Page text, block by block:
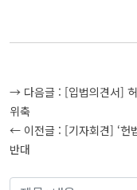
글
탐
색
→ 다음글 : [입법의견서]
위축
← 이전글 : [기자회견] ‘헌
반대